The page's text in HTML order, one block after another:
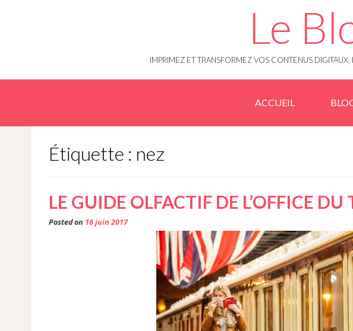
Le
IMPRIMEZ ET TRANSFORMEZ VOS CONTENUS
ACCUEIL
Étiquette : nez
LE GUIDE OLFACTIF DE L’OFFICE
Posted on 16 juin 2017